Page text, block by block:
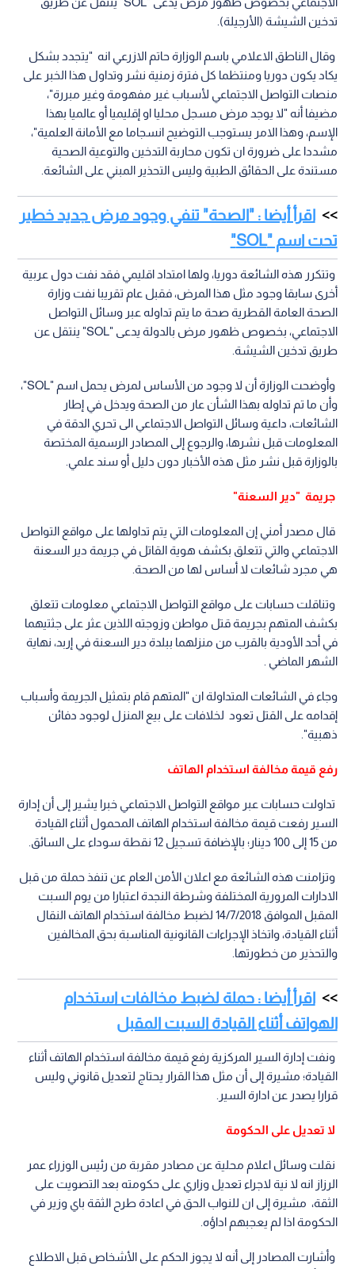
تدخين الشيشة (الأرجيلة).
وقال الناطق الاعلامي باسم الوزارة حاتم الازرعي انه "يتجدد بشكل
يكاد يكون دوريا ومنتظما كل فترة زمنية نشر وتداول هذا الخبر على
منصات التواصل الاجتماعي لأسباب غير مفهومة وغير مبررة"،
مضيفا أنه "لا يوجد مرض مسجل محليا او إقليميا أو عالميا بهذا
الإسم، وهذا الامر يستوجب التوضيح انسجاما مع الأمانة العلمية"،
مشددا على ضرورة ان تكون محاربة التدخين والتوعية الصحية
مستندة على الحقائق الطبية وليس التحذير المبني على الشائعة.
اقرأ أيضا : "الصحة" تنفي وجود مرض جديد خطير
تحت اسم "SOL"
وتتكرر هذه الشائعة دوريا، ولها امتداد اقليمي فقد نفت دول عربية
أخرى سابقا وجود مثل هذا المرض، فقبل عام تقريبا نفت وزارة
الصحة العامة القطرية صحة ما يتم تداوله عبر وسائل التواصل
الاجتماعي، بخصوص ظهور مرض بالدولة يدعى "SOL" ينتقل عن
طريق تدخين الشيشة.
وأوضحت الوزارة أن لا وجود من الأساس لمرض يحمل اسم "SOL"،
وأن ما تم تداوله بهذا الشأن عار من الصحة ويدخل في إطار
الشائعات، داعية وسائل التواصل الاجتماعي الى تحري الدقة في
المعلومات قبل نشرها، والرجوع إلى المصادر الرسمية المختصة
بالوزارة قبل نشر مثل هذه الأخبار دون دليل أو سند علمي.
جريمة "دير السعنة"
قال مصدر أمني إن المعلومات التي يتم تداولها على مواقع التواصل
الاجتماعي والتي تتعلق بكشف هوية القاتل في جريمة دير السعنة
هي مجرد شائعات لا أساس لها من الصحة.
وتناقلت حسابات على مواقع التواصل الاجتماعي معلومات تتعلق
بكشف المتهم بجريمة قتل مواطن وزوجته اللذين عثر على جثتيهما
في أحد الأودية بالقرب من منزلهما ببلدة دير السعنة في إربد، نهاية
الشهر الماضي .
وجاء في الشائعات المتداولة ان "المتهم قام بتمثيل الجريمة وأسباب
إقدامه على القتل تعود لخلافات على بيع المنزل لوجود دفائن
ذهبية".
رفع قيمة مخالفة استخدام الهاتف
تداولت حسابات عبر مواقع التواصل الاجتماعي خبرا يشير إلى أن إدارة
السير رفعت قيمة مخالفة استخدام الهاتف المحمول أثناء القيادة
من 15 إلى 100 دينار؛ بالإضافة تسجيل 12 نقطة سوداء على السائق.
وتزامنت هذه الشائعة مع اعلان الأمن العام عن تنفذ حملة من قبل
الادارات المرورية المختلفة وشرطة النجدة اعتبارا من يوم السبت
المقبل الموافق 14/7/2018 لضبط مخالفة استخدام الهاتف النقال
أثناء القيادة، واتخاذ الإجراءات القانونية المناسبة بحق المخالفين
والتحذير من خطورتها.
اقرأ أيضا : حملة لضبط مخالفات استخدام
الهواتف أثناء القيادة السبت المقبل
ونفت إدارة السير المركزية رفع قيمة مخالفة استخدام الهاتف أثناء
القيادة؛ مشيرة إلى أن مثل هذا القرار يحتاج لتعديل قانوني وليس
قرارا يصدر عن ادارة السير.
لا تعديل على الحكومة
نقلت وسائل اعلام محلية عن مصادر مقربة من رئيس الوزراء عمر
الرزاز انه لا نية لاجراء تعديل وزاري على حكومته بعد التصويت على
الثقة، مشيرة إلى ان للنواب الحق في اعادة طرح الثقة باي وزير في
الحكومة اذا لم يعجبهم اداؤه.
وأشارت المصادر إلى أنه لا يجوز الحكم على الأشخاص قبل الاطلاع